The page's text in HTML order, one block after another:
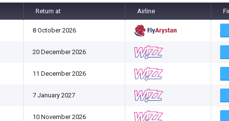
Return at Airline
8 October 2026
20 December 2026
11 December 2026
7 January 2027
10 November 2026